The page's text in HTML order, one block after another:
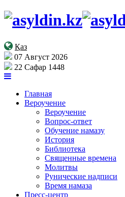
Қаз
07 Август 2026
22 Сафар 1448
Главная
Вероучение
Вероучение
Вопрос-ответ
Обучение намазу
История
Библиотека
Священные времена
Молитвы
Рунические надписи
Время намаза
Пресс-центр